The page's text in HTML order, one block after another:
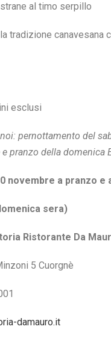
al timo serpillo
tradizione canavesana
esclusi
pernottamento del
pranzo della domenica
novembre a pranzo e
sera)
Ristorante Da
5 Cuorgnè
damauro.it